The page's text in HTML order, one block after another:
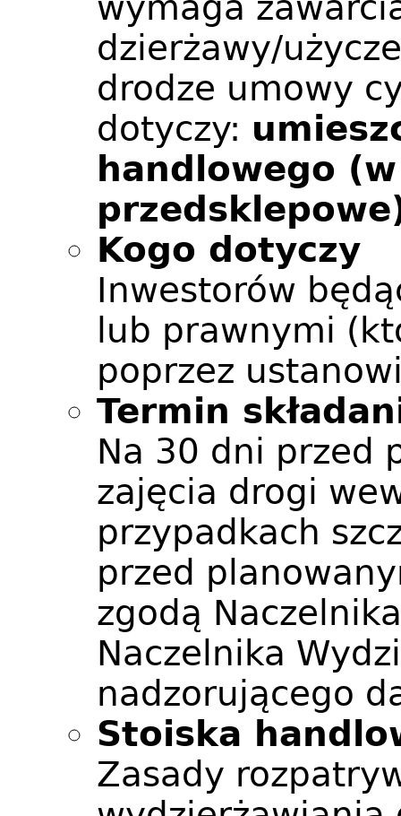
dzierżawy/
drodze umowy
dotyczy:
handlowego
Kogo dotyczy
Inwestorów
lub prawnymi
poprzez
Termin
Na 30 dni przed
zajęcia drogi
przypadkach
przed
zgodą
Naczelnika
nadzorującego
Stoiska
Zasady